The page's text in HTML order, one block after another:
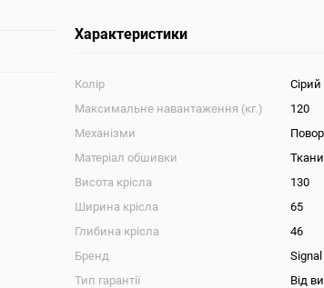
Характеристики
Колір
Сірий
Максимальне навантаження (кг.)
120
Механізми
Матеріал обшивки
Висота крісла
130
Ширина крісла
65
Глибина крісла
46
Бренд
Signal
Тип гарантії
Від